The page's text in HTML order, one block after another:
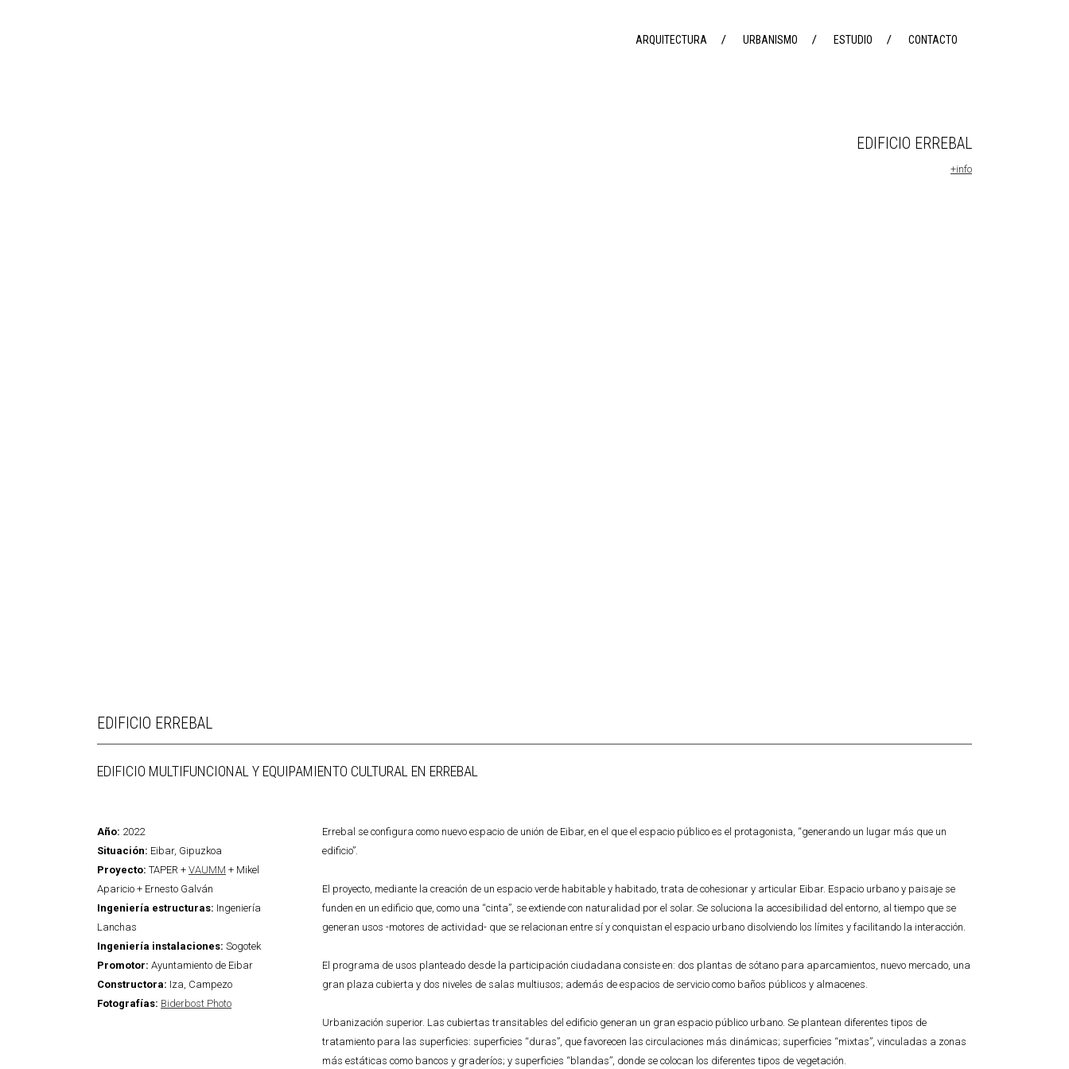
ARQUITECTURA URBANISMO ESTUDIO CONTACTO
EDIFICIO ERREBAL
+info
EDIFICIO ERREBAL
EDIFICIO MULTIFUNCIONAL Y EQUIPAMIENTO CULTURAL EN ERREBAL
Año: 2022
Situación: Eibar, Gipuzkoa
Proyecto: TAPER + VAUMM + Mikel
Aparicio + Ernesto Galván
Ingeniería estructuras: Ingeniería
Lanchas
Ingeniería instalaciones: Sogotek
Promotor: Ayuntamiento de Eibar
Constructora: Iza, Campezo
Fotografías: Biderbost Photo
Errebal se configura como nuevo espacio de unión de Eibar, en el que el espacio público es el protagonista, “generando un lugar más que un
edificio”.
El proyecto, mediante la creación de un espacio verde habitable y habitado, trata de cohesionar y articular Eibar. Espacio urbano y paisaje se
funden en un edificio que, como una “cinta”, se extiende con naturalidad por el solar. Se soluciona la accesibilidad del entorno, al tiempo que se
generan usos -motores de actividad- que se relacionan entre sí y conquistan el espacio urbano disolviendo los límites y facilitando la interacción.
El programa de usos planteado desde la participación ciudadana consiste en: dos plantas de sótano para aparcamientos, nuevo mercado, una
gran plaza cubierta y dos niveles de salas multiusos; además de espacios de servicio como baños públicos y almacenes.
Urbanización superior. Las cubiertas transitables del edificio generan un gran espacio público urbano. Se plantean diferentes tipos de
tratamiento para las superficies: superficies “duras”, que favorecen las circulaciones más dinámicas; superficies “mixtas”, vinculadas a zonas
más estáticas como bancos y graderíos; y superficies “blandas”, donde se colocan los diferentes tipos de vegetación.